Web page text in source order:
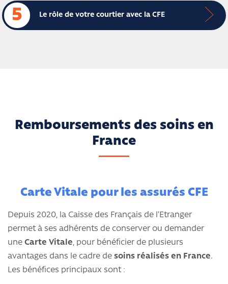
5 Le rôle de votre courtier avec la CFE
Remboursements des soins en
France
Carte Vitale pour les assurés CFE
Depuis 2020, la Caisse des Français de l’Etranger
permet à ses adhérents de conserver ou demander
une Carte Vitale, pour bénéficier de plusieurs
avantages dans le cadre de soins réalisés en France.
Les bénéfices principaux sont :